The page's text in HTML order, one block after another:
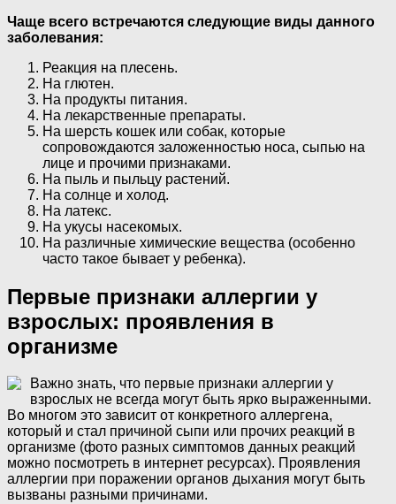
Чаще всего встречаются следующие виды данного
заболевания:
Реакция на плесень.
На глютен.
На продукты питания.
На лекарственные препараты.
На шерсть кошек или собак, которые
сопровождаются заложенностью носа, сыпью на
лице и прочими признаками.
На пыль и пыльцу растений.
На солнце и холод.
На латекс.
На укусы насекомых.
На различные химические вещества (особенно
часто такое бывает у ребенка).
Первые признаки аллергии у
взрослых: проявления в
организме
Важно знать, что первые признаки аллергии у
взрослых не всегда могут быть ярко выраженными.
Во многом это зависит от конкретного аллергена,
который и стал причиной сыпи или прочих реакций в
организме (фото разных симптомов данных реакций
можно посмотреть в интернет ресурсах). Проявления
аллергии при поражении органов дыхания могут быть
вызваны разными причинами.